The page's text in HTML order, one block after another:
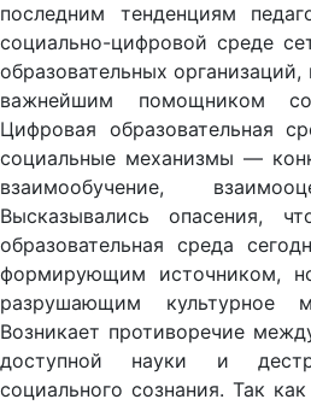
последним тенденциям
социально-цифровой среде
образовательных организаций,
важнейшим помощником
Цифровая образовательная
социальные механизмы —
взаимообучение,
Высказывались опасения,
образовательная среда
формирующим источником,
разрушающим культурное
Возникает противоречие
доступной науки и
социального сознания. Так